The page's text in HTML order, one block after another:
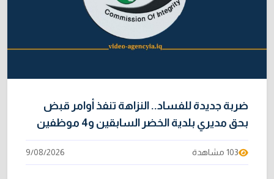
ضربة جديدة للفساد.. النزاهة تنفذ أوامر قبض
بحق مديري بلدية الخضر السابقين و4 موظفين
103 مشاهدة 9/08/2026